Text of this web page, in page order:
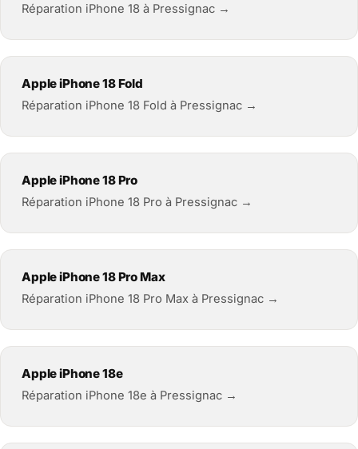
Réparation iPhone 18 à Pressignac →
Apple iPhone 18 Fold
Réparation iPhone 18 Fold à Pressignac →
Apple iPhone 18 Pro
Réparation iPhone 18 Pro à Pressignac →
Apple iPhone 18 Pro Max
Réparation iPhone 18 Pro Max à Pressignac →
Apple iPhone 18e
Réparation iPhone 18e à Pressignac →